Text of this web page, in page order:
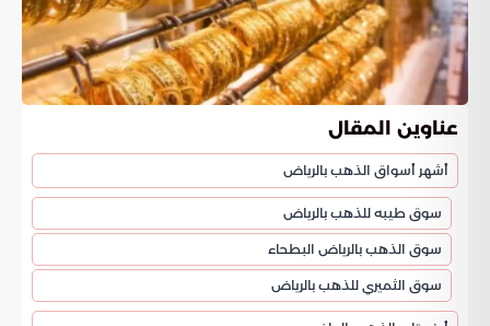
عناوين المقال
أشهر أسواق الذهب بالرياض
سوق طيبه للذهب بالرياض
سوق الذهب بالرياض البطحاء
سوق الثميري للذهب بالرياض